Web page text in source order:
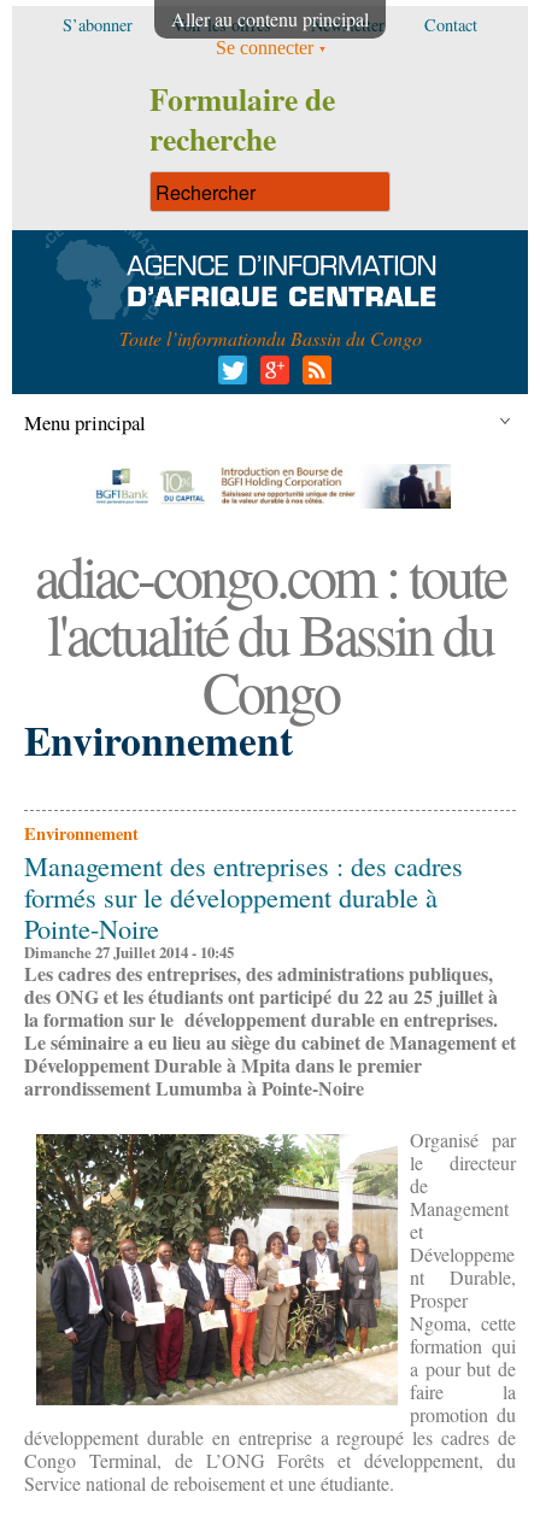
Aller au contenu principal
S’abonner Voir les offres Newsletter Contact
Se connecter
Formulaire de
recherche
Toute l’informationdu Bassin du Congo
Menu principal
adiac-congo.com : toute
l'actualité du Bassin du
Congo
Environnement
Environnement
Management des entreprises : des cadres
formés sur le développement durable à
Pointe-Noire
Dimanche 27 Juillet 2014 - 10:45
Les cadres des entreprises, des administrations publiques,
des ONG et les étudiants ont participé du 22 au 25 juillet à
la formation sur le développement durable en entreprises.
Le séminaire a eu lieu au siège du cabinet de Management et
Développement Durable à Mpita dans le premier
arrondissement Lumumba à Pointe-Noire
Organisé par
le directeur
de
Management
et
Développeme
nt Durable,
Prosper
Ngoma, cette
formation qui
a pour but de
faire la
promotion du
développement durable en entreprise a regroupé les cadres de
Congo Terminal, de L’ONG Forêts et développement, du
Service national de reboisement et une étudiante.